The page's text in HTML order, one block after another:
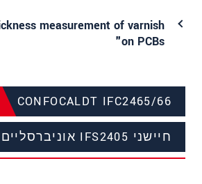
measurement of varnish
on PCBs"
CONFOCALDT IFC2465/66
חיישני IFS2405 אוניברסליים מדויקים